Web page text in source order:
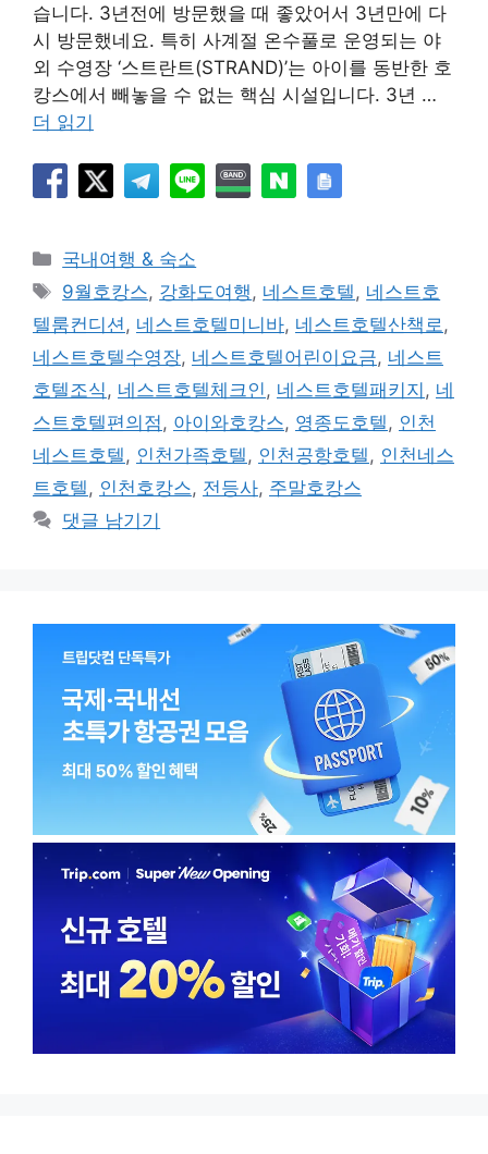
습니다. 3년전에 방문했을 때 좋았어서 3년만에 다
시 방문했네요. 특히 사계절 온수풀로 운영되는 야
외 수영장 ‘스트란트(STRAND)’는 아이를 동반한 호
캉스에서 빼놓을 수 없는 핵심 시설입니다. 3년 …
더 읽기
카
테
리
국내여행 & 숙소
태
그
9월호캉스, 강화도여행, 네스트호텔, 네스트호
텔룸컨디션, 네스트호텔미니바, 네스트호텔산책로,
네스트호텔수영장, 네스트호텔어린이요금, 네스트
호텔조식, 네스트호텔체크인, 네스트호텔패키지 , 네
스트호텔편의점, 아이와호캉스, 영종도호텔, 인천
네스트호텔, 인천가족호텔, 인천공항호텔, 인천네스
트호텔, 인천호캉스, 전등사, 주말호캉스
댓글 남기기